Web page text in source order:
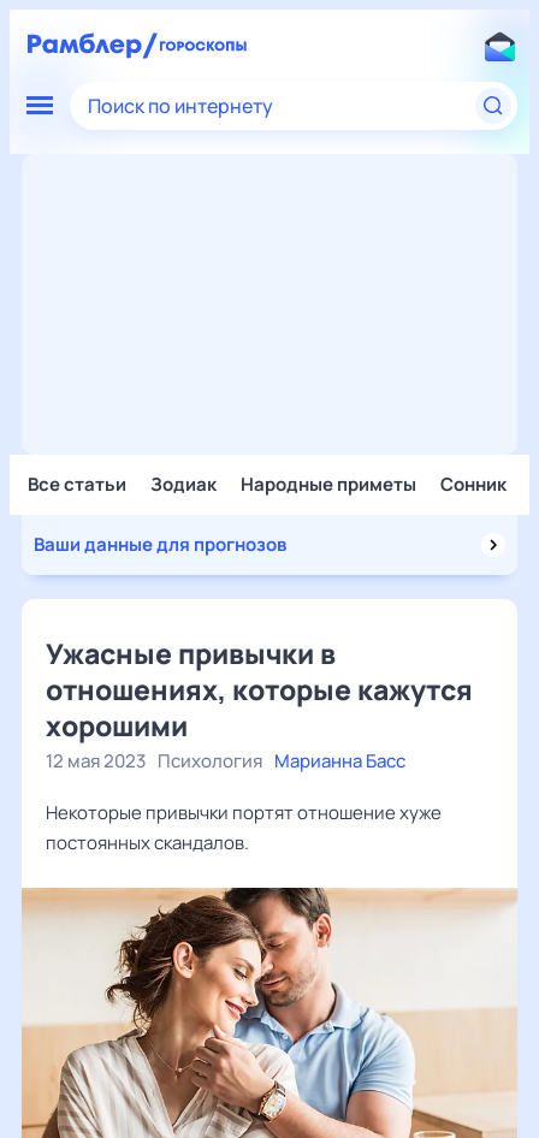
Поиск по интернету
Все статьи Зодиак Народные приметы Сонник
Ваши данные для прогнозов
Ужасные привычки в
отношениях, которые кажутся
хорошими
12 мая 2023 Психология Марианна Басс
Некоторые привычки портят отношение хуже
постоянных скандалов.